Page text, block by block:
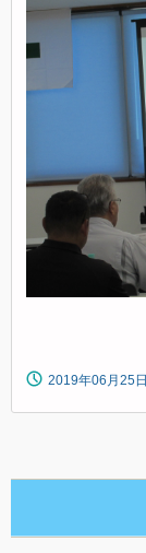
2019年06月25日